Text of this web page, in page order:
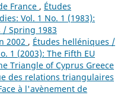
France , Études
Vol. 1 No. 1 (1983):
/ Spring 1983
2002 , Études helléniques /
1 (2003): The Fifth EU
Triangle of Cyprus Greece
des relations triangulaires
à l'avènement de